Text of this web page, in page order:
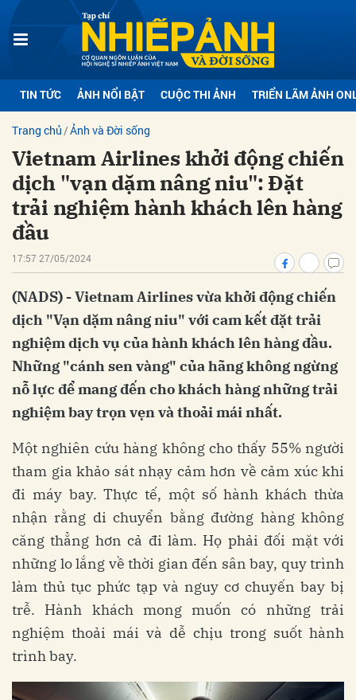
TIN TỨC ẢNH NỔI BẬT CUỘC THI ẢNH TRIỂN LÃM ẢNH
Trang chủ Ảnh và Đời sống
Vietnam Airlines khởi động chiến
dịch "vạn dặm nâng niu": Đặt
trải nghiệm hành khách lên hàng
đầu
17:57 27/05/2024
(NADS) - Vietnam Airlines vừa khởi động chiến
dịch "Vạn dặm nâng niu" với cam kết đặt trải
nghiệm dịch vụ của hành khách lên hàng đầu.
Những "cánh sen vàng" của hãng không ngừng
nỗ lực để mang đến cho khách hàng những trải
nghiệm bay trọn vẹn và thoải mái nhất.
Một nghiên cứu hàng không cho thấy 55% người
tham gia khảo sát nhạy cảm hơn về cảm xúc khi
đi máy bay. Thực tế, một số hành khách thừa
nhận rằng di chuyển bằng đường hàng không
căng thẳng hơn cả đi làm. Họ phải đối mặt với
những lo lắng về thời gian đến sân bay, quy trình
làm thủ tục phức tạp và nguy cơ chuyến bay bị
trễ. Hành khách mong muốn có những trải
nghiệm thoải mái và dễ chịu trong suốt hành
trình bay.
luận